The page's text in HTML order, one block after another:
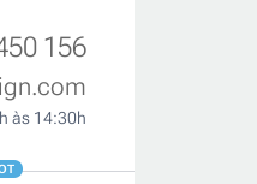
156
às 14:30h